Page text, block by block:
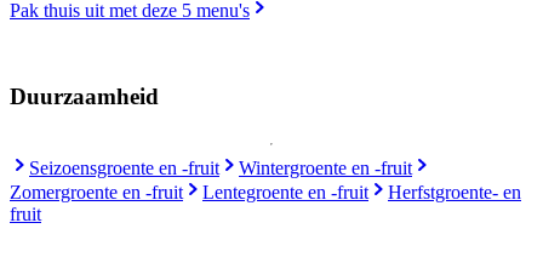
Pak thuis uit met deze 5 menu's
Duurzaamheid
Seizoensgroente en -fruit
Wintergroente en -fruit
Zomergroente en -fruit
Lentegroente en -fruit
Herfstgroente- en
fruit